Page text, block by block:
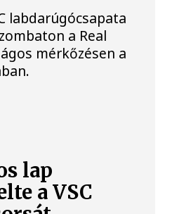
labdarúgócsapata
a Real
mérkőzésen a
lap
a VSC